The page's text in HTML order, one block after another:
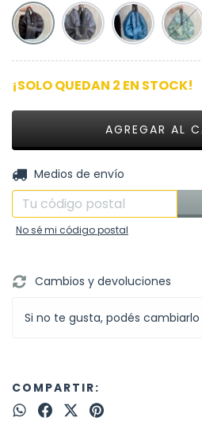
¡SOLO QUEDAN 2 EN STOCK!
Entregas para el CP:
Medios de envío
No sé mi código postal
Cambios y devoluciones
Si no te gusta, podés
COMPARTIR: